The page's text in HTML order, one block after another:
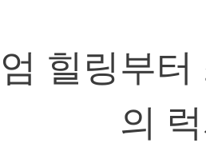
힐링부
의